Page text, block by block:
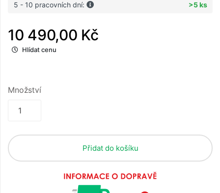
5 - 10 pracovních dní: >5 ks
10 490,00 Kč
Hlídat cenu
Množství
Přidat do košíku